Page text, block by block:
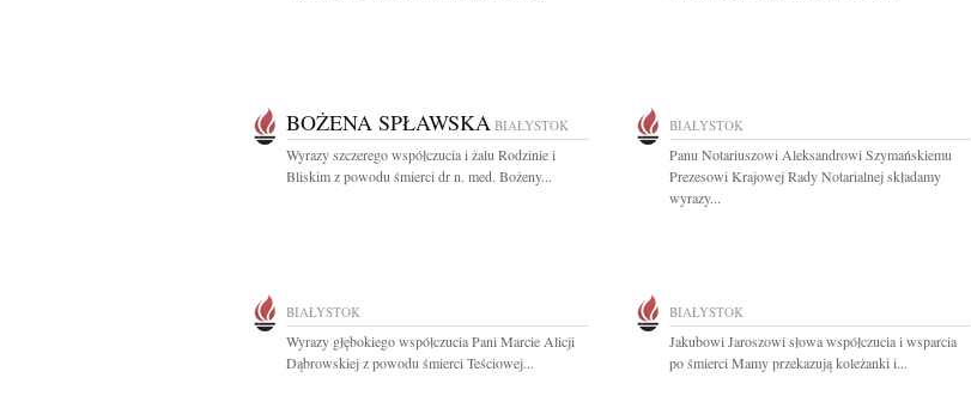
BOŻENA SPŁAWSKA BIAŁYSTOK
Wyrazy szczerego współczucia i żalu Rodzinie i
Bliskim z powodu śmierci dr n. med. Bożeny...
BIAŁYSTOK
Panu Notariuszowi Aleksandrowi Szymańskiemu
Prezesowi Krajowej Rady Notarialnej składamy
wyrazy...
BIAŁYSTOK
Wyrazy głębokiego współczucia Pani Marcie Alicji
Dąbrowskiej z powodu śmierci Teściowej...
BIAŁYSTOK
Jakubowi Jaroszowi słowa współczucia i wsparcia
po śmierci Mamy przekazują koleżanki i...